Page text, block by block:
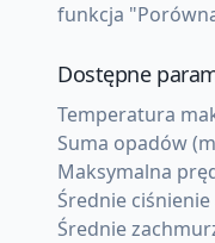
funkcja
Dostępne
Temperatura
Suma opadów
Maksymalna
Średnie
Średnie